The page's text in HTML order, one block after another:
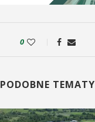
0
PODOBNE TEMATY